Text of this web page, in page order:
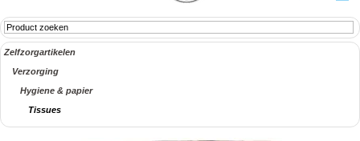
Zelfzorgartikelen
Verzorging
Hygiene & papier
Tissues